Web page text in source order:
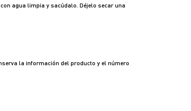
agua limpia y sacúdalo. Déjelo secar una
la información del producto y el número